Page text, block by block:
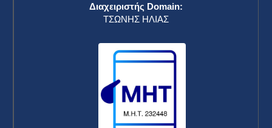
Διαχειριστής Domain:
ΤΣΩΝΗΣ ΗΛΙΑΣ